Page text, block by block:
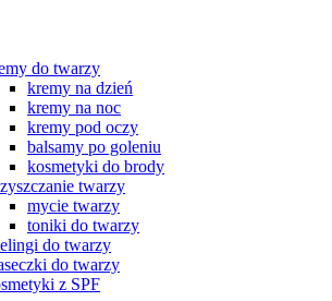
do twarzy
kremy na dzień
kremy na noc
kremy pod oczy
balsamy po goleniu
kosmetyki do brody
twarzy
mycie twarzy
toniki do twarzy
do twarzy
do twarzy
z SPF